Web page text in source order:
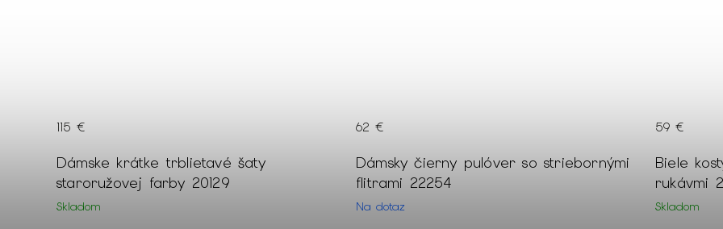
Dámsky čierny pulóver so striebornými
flitrami 22254
Biele kostýmové sako s nariaseným 3/4
rukávmi 22194